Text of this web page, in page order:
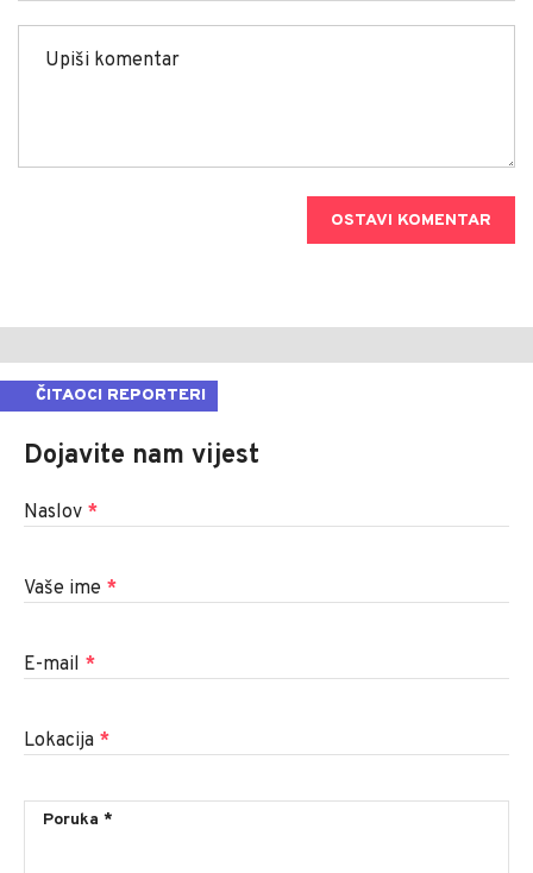
OSTAVI KOMENTAR
ČITAOCI REPORTERI
Dojavite nam vijest
Naslov *
Vaše ime *
E-mail *
Lokacija *